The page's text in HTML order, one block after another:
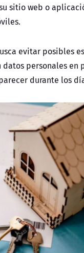
sitio web o
evitar posibles
datos personales en
durante los